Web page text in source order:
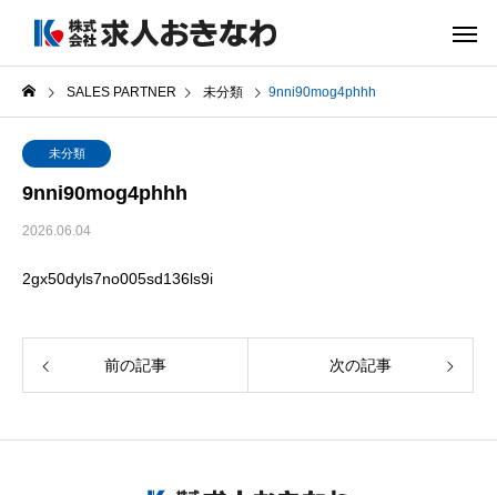
SALES PARTNER 未分類 9nni90mog4phhh
未分類
9nni90mog4phhh
2026.06.04
2gx50dyls7no005sd136ls9i
前の記事 次の記事